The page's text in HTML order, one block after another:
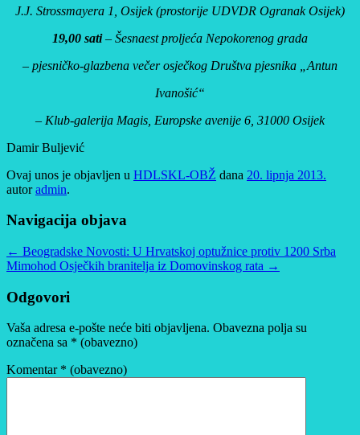
J.J. Strossmayera 1, Osijek (prostorije UDVDR Ogranak Osijek)
19,00 sati– Šesnaest proljeća Nepokorenog grada
– pjesničko-glazbena večer osječkog Društva pjesnika „Antun
Ivanošić“
– Klub-galerija Magis, Europske avenije 6, 31000 Osijek
Damir Buljević
Ovaj unos je objavljen u HDLSKL-OBŽ dana 20. lipnja 2013.
autoradmin.
Navigacija objava
← Beogradske Novosti: U Hrvatskoj optužnice protiv 1200 Srba
Mimohod Osječkih branitelja iz Domovinskog rata →
Odgovori
Vaša adresa e-pošte neće biti objavljena. Obavezna polja su
označena sa * (obavezno)
Komentar * (obavezno)